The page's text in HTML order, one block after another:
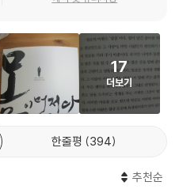
사람일수록 살림이 나아지기가
. 그나마 잠깐의 위안이 되기 때문
이 망가지면서 그동안 푼푼이 모은
환에 빠진다. 다들 몸에 좋다면 약도
한다. 하지만 꾸준히 운동하는 사
운동만큼 건강에 좋은 것은 없다.
의 찬란한 계획은 말짱 헛일이다.
것이다.
각이 드는가?
17
더보기
한줄평 394
추천순